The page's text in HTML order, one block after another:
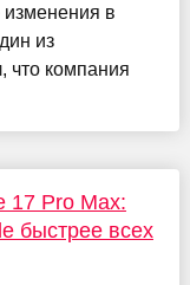
изменения в
из
что компания
17 Pro Max:
быстрее всех